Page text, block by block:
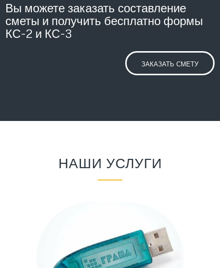
Вы можете заказать составление
сметы и получить бесплатно формы
КС-2 и КС-3
ЗАКАЗАТЬ СМЕТУ
НАШИ УСЛУГИ